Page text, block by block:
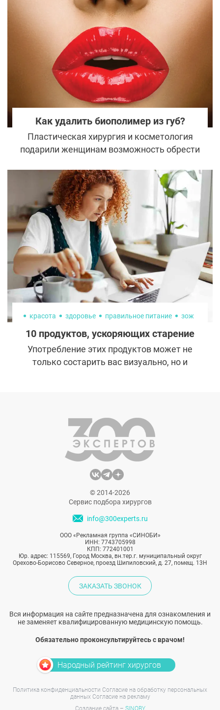
обещают с их помощью всё: от
омоложения кожи до «перезапуска»
организма. Проблема в том, что за этим
словом сегодня скрываются как
серьёзные научные разработки, так и
откровенно пустые маркетинговые
конструкции. Чтобы понять, где реальная
пептидная регуляция, а где игра в
биохакинг, важно разобраться в базовых
принципах.
Как удалить биополимер из губ?
Пластическая хирургия и косметология
подарили женщинам возможность обрести
недостатки. Но оказалось, что безопасные
на первый взгляд методики эстетической
медицины конца 90-х принесли больше
вреда, чем пользы. И современные
пластические хирурги все чаще и чаще
сталкиваются с последствиями введенных
в прошлом биополимеров.
красота здоровье правильное питание зож
10 продуктов, ускоряющих старение
Употребление этих продуктов может не
только состарить вас визуально, но и
© 2014-2026
Сервис подбора хирургов
info@300experts.ru
ООО «Рекламная группа «СИНОБИ»
ИНН: 7743705998
КПП: 772401001
Юр. адрес: 115569, Город Москва, вн.тер.г. муниципальный округ
Орехово-Борисово Северное, проезд Шипиловский, д. 27, помещ. 13Н
ЗАКАЗАТЬ ЗВОНОК
Вся информация на сайте предназначена для ознакомления и
не заменяет квалифицированную медицинскую помощь.
Обязательно проконсультируйтесь с врачом!
Народный рейтинг хирургов
Политика конфиденциальности Согласие на обработку персональных
данных Согласие на рекламу